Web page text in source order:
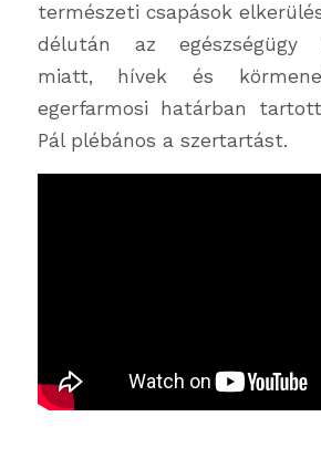
természeti csapások
délután az egészségügy
miatt, hívek és
egerfarmosi határban
Pál plébános a szertartást.